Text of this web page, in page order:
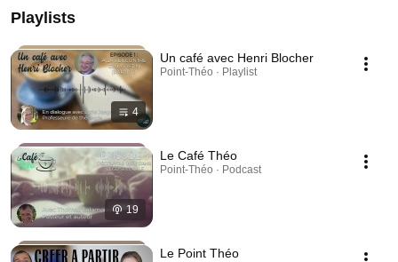
Playlists
4
Un café avec Henri Blocher
Point-Théo · Playlist
19
Le Café Théo
Point-Théo · Podcast
Le Point Théo